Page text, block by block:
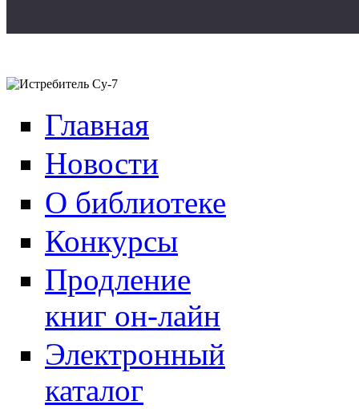
Главная
Новости
О библиотеке
Конкурсы
Продление
книг он-лайн
Электронный
каталог